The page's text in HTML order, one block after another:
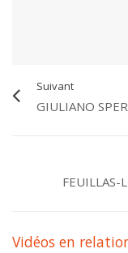
Suivant
GIULIANO
FEUILLAS-
Vidéos en